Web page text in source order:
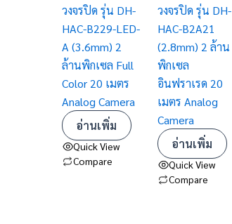
วงจรปิด รุ่น DH-
HAC-B229-LED-
A (3.6mm) 2
ล้านพิกเซล Full
Color 20 เมตร
Analog Camera
อ่านเพิ่ม
Quick View
Compare
วงจรปิด รุ่น DH-
HAC-B2A21
(2.8mm) 2 ล้าน
พิกเซล
อินฟราเรด 20
เมตร Analog
Camera
อ่านเพิ่ม
Quick View
Compare